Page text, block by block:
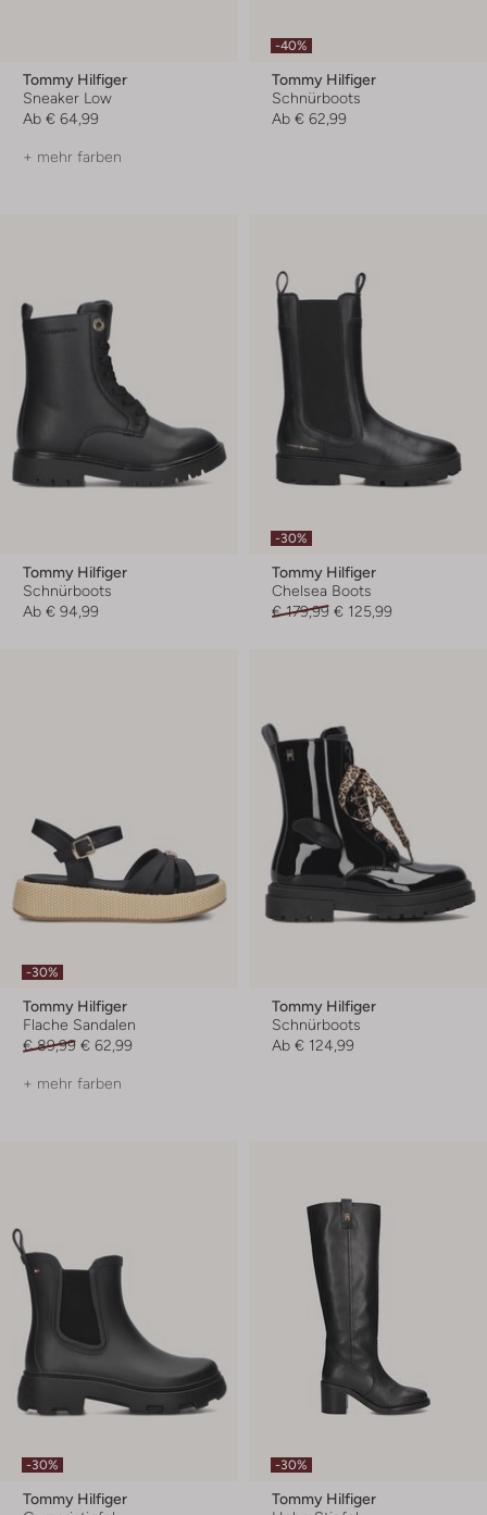
Tommy Hilfiger
Sneaker Low
Ab € 64,99
+ mehr farben
-40%
Tommy Hilfiger
Schnürboots
Ab € 62,99
Tommy Hilfiger
Schnürboots
Ab € 94,99
-30%
Tommy Hilfiger
Chelsea Boots
€ 179,99 € 125,99
-30%
Tommy Hilfiger
Flache Sandalen
€ 89,99 € 62,99
+ mehr farben
Tommy Hilfiger
Schnürboots
Ab € 124,99
-30%
Tommy Hilfiger
-30%
Tommy Hilfiger